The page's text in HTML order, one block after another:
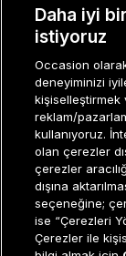
Müşteri İlişkileri
KURUMSAL
KADIN
GRUP
ERKEK
Daha iyi
istiyoruz
Occasion
deneyiminizi
kişiselleştirmek
reklam/
kullanıyoruz.
olan çerezler
çerezler
dışına
seçeneğine;
ise “Çerezleri
Çerezler ile